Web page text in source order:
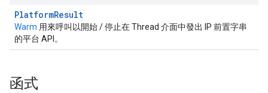
PlatformResult
Warm 用來呼叫以開始 / 停止在 Thread 介面中發出 IP 前置字串
的平台 API。
函式